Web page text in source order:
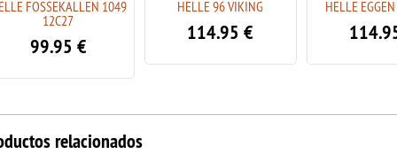
FOSSEKALLEN 1049
12C27
99.95 €
HELLE 96 VIKING
114.95 €
HELLE
relacionados